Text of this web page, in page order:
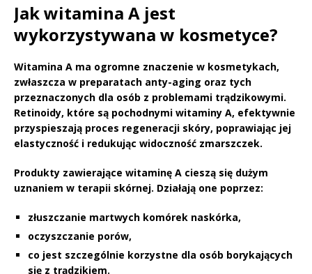
Jak witamina A jest
wykorzystywana w kosmetyce?
Witamina A ma ogromne znaczenie w kosmetykach,
zwłaszcza w preparatach anty-aging oraz tych
przeznaczonych dla osób z problemami trądzikowymi.
Retinoidy, które są pochodnymi witaminy A, efektywnie
przyspieszają proces regeneracji skóry, poprawiając jej
elastyczność i redukując widoczność zmarszczek.
Produkty zawierające witaminę A cieszą się dużym
uznaniem w terapii skórnej. Działają one poprzez:
złuszczanie martwych komórek naskórka,
oczyszczanie porów,
co jest szczególnie korzystne dla osób borykających
się z trądzikiem.